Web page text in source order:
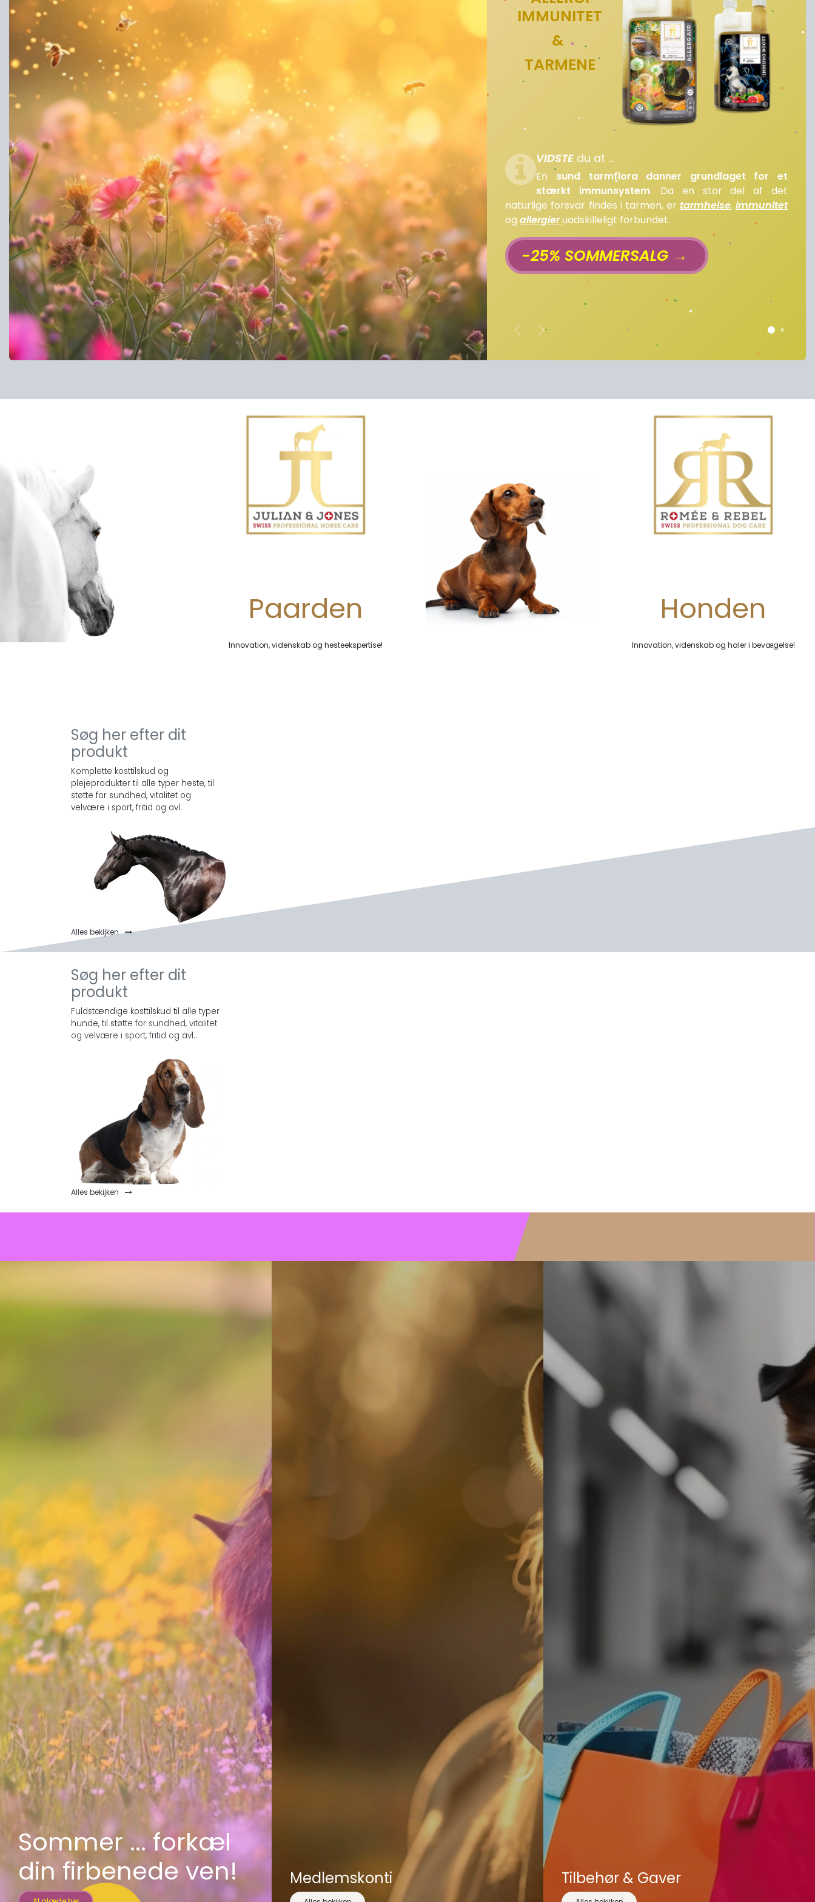
IMMUNITET
&
TARMENE
VIDSTE du at ...
En sund tarmflora danner grundlaget for et
stærkt immunsystem. Da en stor del af det
naturlige forsvar findes i tarmen, er tarmhelse,immunitet
ogallergieruadskilleligt forbundet.
-25% SOMMERSALG →
VorigeVolgende
Paarden
Innovation, videnskab og hesteekspertise!
Honden
Innovation, videnskab og haler i bevægelse!
Søg her efter dit
produkt
Komplette kosttilskud og
plejeprodukter til alle typer heste, til
støtte for sundhed, vitalitet og
velvære i sport, fritid og avl.
Alles bekijken
Søg her efter dit
produkt
Fuldstændige kosttilskud til alle typer
hunde, til støtte for sundhed, vitalitet
og velvære i sport, fritid og avl..
Alles bekijken
Sommer ... forkæl
din firbenede ven!
Medlemskonti Tilbehør & Gaver